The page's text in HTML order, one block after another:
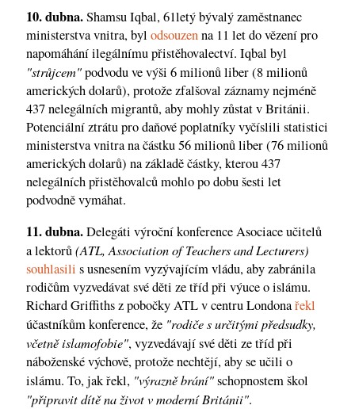
10. dubna.Shamsu Iqbal, 61letý bývalý zaměstnanec
ministerstva vnitra, byl odsouzenna 11 let do vězení pro
napomáhání ilegálnímu přistěhovalectví. Iqbal byl
"strůjcem"podvodu ve výši 6 milionů liber (8 milionů
amerických dolarů), protože zfalšoval záznamy nejméně
437 nelegálních migrantů, aby mohly zůstat v Británii.
Potenciální ztrátu pro daňové poplatníky vyčíslili statistici
ministerstva vnitra na částku 56 milionů liber (76 milionů
amerických dolarů) na základě částky, kterou 437
nelegálních přistěhovalců mohlo po dobu šesti let
podvodně vymáhat.
11. dubna.Delegáti výroční konference Asociace učitelů
a lektorů(ATL, Association of Teachers and Lecturers)
souhlasili s usnesením vyzývajícím vládu, aby zabránila
rodičům vyzvedávat své děti ze tříd při výuce o islámu.
Richard Griffiths z pobočky ATL v centru Londonařekl
účastníkům konference, že "rodiče s určitými předsudky,
včetně islamofobie", vyzvedávají své děti ze tříd při
náboženské výchově, protože nechtějí, aby se učili o
islámu. To, jak řekl, "výrazně brání"schopnostem škol
"připravit dítě na život v moderní Británii".